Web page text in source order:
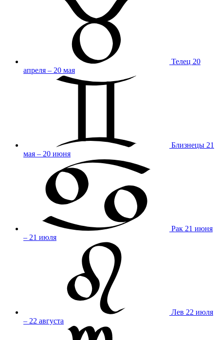
Телец 20
апреля – 20 мая
Близнецы 21
мая – 20 июня
Рак 21 июня
– 21 июля
Лев 22 июля
– 22 августа